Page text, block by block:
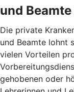
und
Die private
und Beamte lohnt
vielen Vorteilen
gehobenen oder